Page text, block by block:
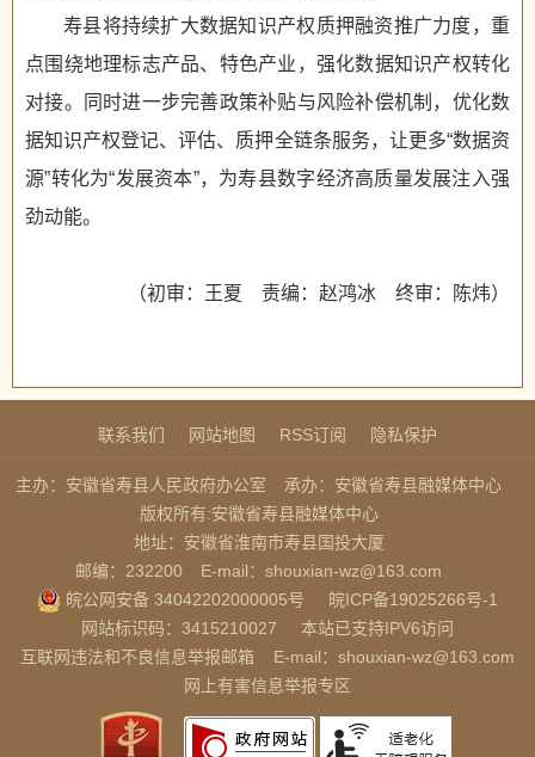
寿县将持续扩大数据知识产权质押融资推广力度，重
点围绕地理标志产品、特色产业，强化数据知识产权转化
对接。同时进一步完善政策补贴与风险补偿机制，优化数
据知识产权登记、评估、质押全链条服务，让更多“数据资
源”转化为“发展资本”，为寿县数字经济高质量发展注入强
劲动能。
（初审：王夏 责编：赵鸿冰 终审：陈炜）
联系我们 网站地图 RSS订阅 隐私保护
主办：安徽省寿县人民政府办公室
承办：安徽省寿县融媒体中心
版权所有:安徽省寿县融媒体中心
地址：安徽省淮南市寿县国投大厦
邮编：232200
E-mail：shouxian-wz@163.com
皖公网安备 34042202000005号
皖ICP备19025266号-1
网站标识码：3415210027
本站已支持IPV6访问
互联网违法和不良信息举报邮箱
E-mail：shouxian-wz@163.com
网上有害信息举报专区